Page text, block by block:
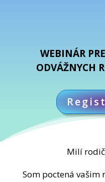
WEBINÁR
ODVÁŽNYCH
Milí
Som poctená